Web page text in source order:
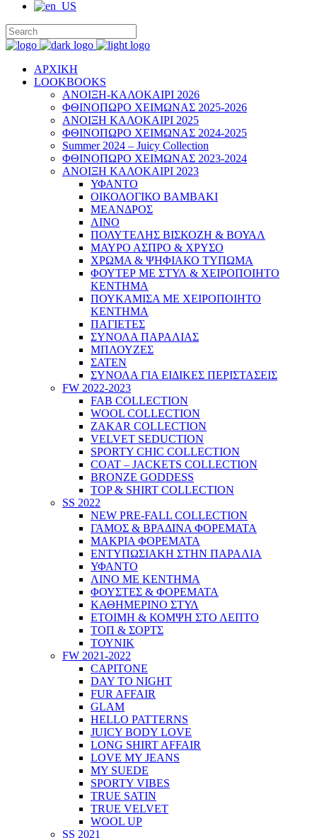
ΑΡΧΙΚΗ
LOOKBOOKS
ΑΝΟΙΞΗ-ΚΑΛΟΚΑΙΡΙ 2026
ΦΘΙΝΟΠΩΡΟ ΧΕΙΜΩΝΑΣ 2025-2026
ΑΝΟΙΞΗ ΚΑΛΟΚΑΙΡΙ 2025
ΦΘΙΝΟΠΩΡΟ ΧΕΙΜΩΝΑΣ 2024-2025
Summer 2024 – Juicy Collection
ΦΘΙΝΟΠΩΡΟ ΧΕΙΜΩΝΑΣ 2023-2024
ΑΝΟΙΞΗ ΚΑΛΟΚΑΙΡΙ 2023
ΥΦΑΝΤΟ
ΟΙΚΟΛΟΓΙΚΟ ΒΑΜΒΑΚΙ
ΜΕΑΝΔΡΟΣ
ΛΙΝΟ
ΠΟΛΥΤΕΛΗΣ ΒΙΣΚΟΖΗ & ΒΟΥΑΛ
ΜΑΥΡΟ ΑΣΠΡΟ & ΧΡΥΣΟ
ΧΡΩΜΑ & ΨΗΦΙΑΚΟ ΤΥΠΩΜΑ
ΦΟΥΤΕΡ ΜΕ ΣΤΥΛ & ΧΕΙΡΟΠΟΙΗΤΟ
ΚΕΝΤΗΜΑ
ΠΟΥΚΑΜΙΣΑ ΜΕ ΧΕΙΡΟΠΟΙΗΤΟ
ΚΕΝΤΗΜΑ
ΠΑΓΙΕΤΕΣ
ΣΥΝΟΛΑ ΠΑΡΑΛΙΑΣ
ΜΠΛΟΥΖΕΣ
ΣΑΤΕΝ
ΣΥΝΟΛΑ ΓΙΑ ΕΙΔΙΚΕΣ ΠΕΡΙΣΤΑΣΕΙΣ
FW 2022-2023
FAB COLLECTION
WOOL COLLECTION
ZAKAR COLLECTION
VELVET SEDUCTION
SPORTY CHIC COLLECTION
COAT – JACKETS COLLECTION
BRONZE GODDESS
TOP & SHIRT COLLECTION
SS 2022
NEW PRE-FALL COLLECTION
ΓΑΜΟΣ & ΒΡΑΔΙΝΑ ΦΟΡΕΜΑΤΑ
ΜΑΚΡΙΑ ΦΟΡΕΜΑΤΑ
ΕΝΤΥΠΩΣΙΑΚΗ ΣΤΗΝ ΠΑΡΑΛΙΑ
ΥΦΑΝΤΟ
ΛΙΝΟ ΜΕ ΚΕΝΤΗΜΑ
ΦΟΥΣΤΕΣ & ΦΟΡΕΜΑΤΑ
ΚΑΘΗΜΕΡΙΝΟ ΣΤΥΛ
ΕΤΟΙΜΗ & ΚΟΜΨΗ ΣΤΟ ΛΕΠΤΟ
ΤΟΠ & ΣΟΡΤΣ
ΤΟΥΝΙΚ
FW 2021-2022
CAPITONE
DAY TO NIGHT
FUR AFFAIR
GLAM
HELLO PATTERNS
JUICY BODY LOVE
LONG SHIRT AFFAIR
LOVE MY JEANS
MY SUEDE
SPORTY VIBES
TRUE SATIN
TRUE VELVET
WOOL UP
SS 2021